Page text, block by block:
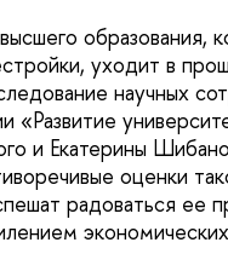
образования,
уходит в
научных
«Развитие
и Екатерины
оценки
радоваться ее